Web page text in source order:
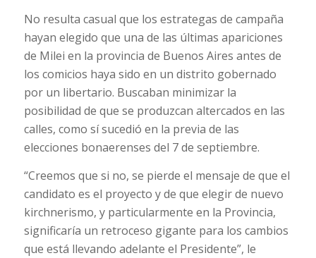
No resulta casual que los estrategas de campaña
hayan elegido que una de las últimas apariciones
de Milei en la provincia de Buenos Aires antes de
los comicios haya sido en un distrito gobernado
por un libertario. Buscaban minimizar la
posibilidad de que se produzcan altercados en las
calles, como sí sucedió en la previa de las
elecciones bonaerenses del 7 de septiembre.
“Creemos que si no, se pierde el mensaje de que el
candidato es el proyecto y de que elegir de nuevo
kirchnerismo, y particularmente en la Provincia,
significaría un retroceso gigante para los cambios
que está llevando adelante el Presidente”, le